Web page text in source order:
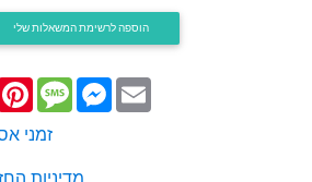
PinterestMessageMessenger
זמני